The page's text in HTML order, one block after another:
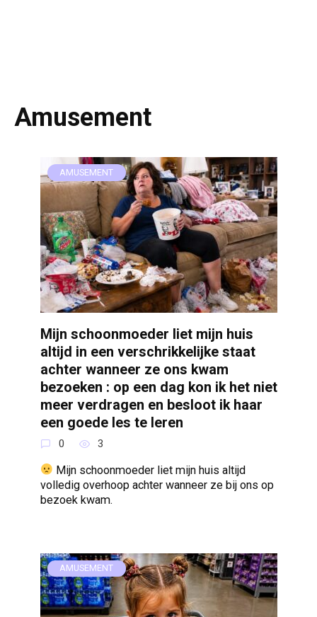
Amusement
AMUSEMENT
Mijn schoonmoeder liet mijn huis
altijd in een verschrikkelijke staat
achter wanneer ze ons kwam
bezoeken : op een dag kon ik het niet
meer verdragen en besloot ik haar
een goede les te leren
0 3
Mijn schoonmoeder liet mijn huis altijd
volledig overhoop achter wanneer ze bij ons op
bezoek kwam.
AMUSEMENT